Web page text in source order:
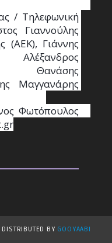
/ Τηλεφωνική
Γιαννούλης
(ΑΕΚ), Γιάννης
Θανάσης
Μαγγανάρης
Φωτόπουλος
| DISTRIBUTED BY GOOYAABI